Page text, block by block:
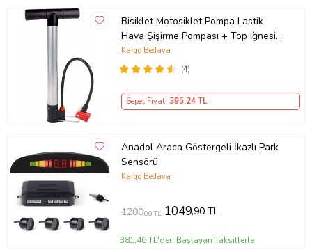
Bisiklet Motosiklet Pompa Lastik
Hava Şişirme Pompası + Top Iğnesi
+ Bot Şişirme
(4)
Kargo Bedava
Sepet Fiyatı 395,24 TL
Anadol Araca Göstergeli İkazlı Park
Sensörü
Kargo Bedava
1200,00 TL 1049,90 TL
381,46 TL'den Başlayan Taksitlerle